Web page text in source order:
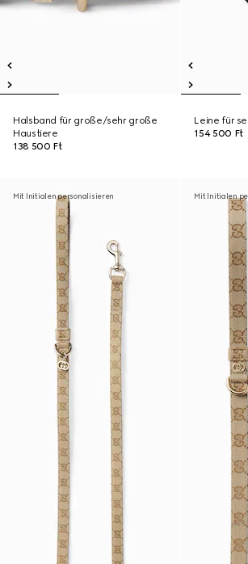
Halsband für große/sehr große
Haustiere
138 500 Ft
Leine für
154 500 Ft
Mit Initialen personalisieren Mit Initialen